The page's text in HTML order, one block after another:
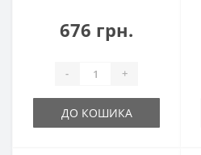
676 грн.
- +
ДО КОШИКА